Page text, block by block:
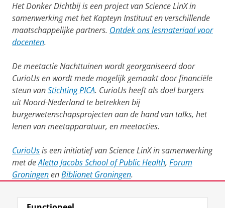
Het Donker Dichtbij is een project van Science LinX in
samenwerking met het Kapteyn Instituut en verschillende
maatschappelijke partners. Ontdek ons lesmateriaal voor
docenten.
De meetactie Nachttuinen wordt georganiseerd door
CurioUs en wordt mede mogelijk gemaakt door financiële
steun vanStichting PICA. CurioUs heeft als doel burgers
uit Noord-Nederland te betrekken bij
burgerwetenschapsprojecten aan de hand van talks, het
lenen van meetapparatuur, en meetacties.
CurioUsis een initiatief van Science LinX in samenwerking
met deAletta Jacobs School of Public Health, Forum
GroningenenBiblionet Groningen.
Laatst gewijzigd: 11 juli 2025 15:49